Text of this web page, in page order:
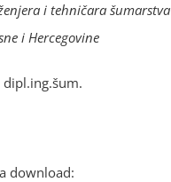
i tehničara šumarstva
i Hercegovine
dipl.ing.šum.
download: